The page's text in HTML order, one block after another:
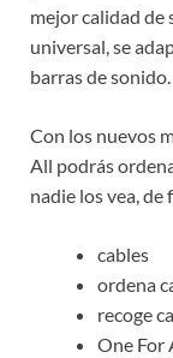
mejor calidad de
universal, se
barras de sonido.
Con los nuevos
All podrás
nadie los vea, de
cables
ordena
recoge
One For